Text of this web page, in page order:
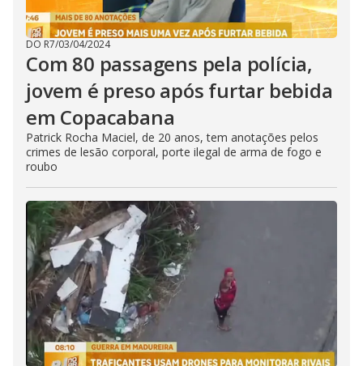
DO R7/03/04/2024
Com 80 passagens pela polícia,
jovem é preso após furtar bebida
em Copacabana
Patrick Rocha Maciel, de 20 anos, tem anotações pelos
crimes de lesão corporal, porte ilegal de arma de fogo e
roubo